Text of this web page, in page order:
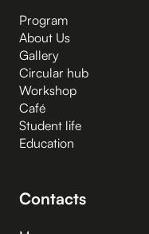
Program
About Us
Gallery
Circular hub
Workshop
Café
Student life
Education
Contacts